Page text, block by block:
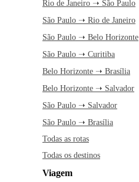
Rio de Janeiro ➝ São Paulo
São Paulo ➝ Rio de Janeiro
São Paulo ➝ Belo Horizonte
São Paulo ➝ Curitiba
Belo Horizonte ➝ Brasília
Belo Horizonte ➝ Salvador
São Paulo ➝ Salvador
São Paulo ➝ Brasília
Todas as rotas
Todas os destinos
Viagem